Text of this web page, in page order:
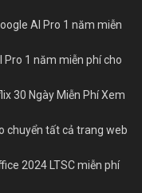
AI Pro 1 năm miễn
Pro 1 năm miễn phí cho
30 Ngày Miễn Phí Xem
chuyển tất cả trang web
2024 LTSC miễn phí